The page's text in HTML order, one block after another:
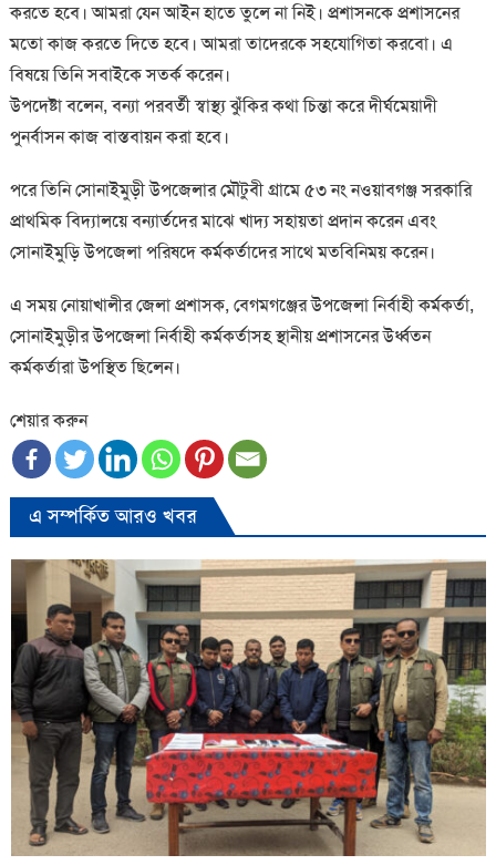
করতে হবে। আমরা যেন আইন হাতে তুলে না নিই। প্রশাসনকে প্রশাসনের
মতো কাজ করতে দিতে হবে। আমরা তাদেরকে সহযোগিতা করবো। এ
বিষয়ে তিনি সবাইকে সতর্ক করেন।
উপদেষ্টা বলেন, বন্যা পরবর্তী স্বাস্থ্য ঝুঁকির কথা চিন্তা করে দীর্ঘমেয়াদী
পুনর্বাসন কাজ বাস্তবায়ন করা হবে।
পরে তিনি সোনাইমুড়ী উপজেলার মৌটুবী গ্রামে ৫৩ নং নওয়াবগঞ্জ সরকারি
প্রাথমিক বিদ্যালয়ে বন্যার্তদের মাঝে খাদ্য সহায়তা প্রদান করেন এবং
সোনাইমুড়ি উপজেলা পরিষদে কর্মকর্তাদের সাথে মতবিনিময় করেন।
এ সময় নোয়াখালীর জেলা প্রশাসক, বেগমগঞ্জের উপজেলা নির্বাহী কর্মকর্তা,
সোনাইমুড়ীর উপজেলা নির্বাহী কর্মকর্তাসহ স্থানীয় প্রশাসনের উর্ধ্বতন
কর্মকর্তারা উপস্থিত ছিলেন।
শেয়ার করুন
এ সম্পর্কিত আরও খবর